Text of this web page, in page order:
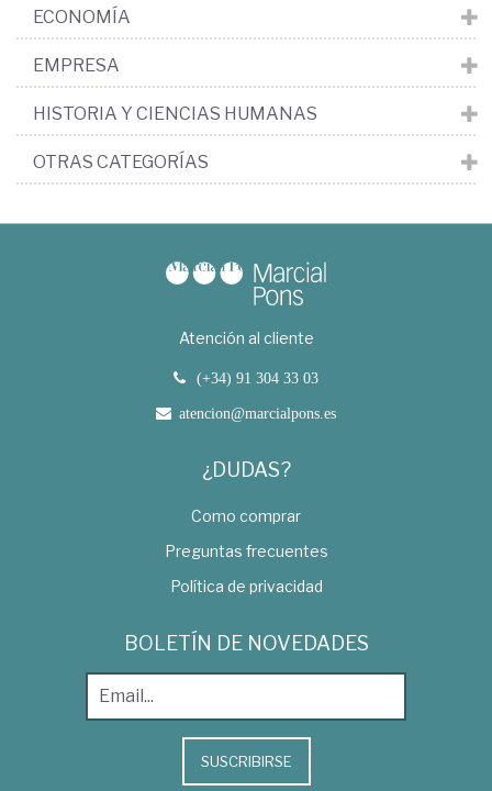
ECONOMÍA
EMPRESA
HISTORIA Y CIENCIAS HUMANAS
OTRAS CATEGORÍAS
Atención al cliente
(+34) 91 304 33 03
atencion@marcialpons.es
¿DUDAS?
Como comprar
Preguntas frecuentes
Política de privacidad
BOLETÍN DE NOVEDADES
SUSCRIBIRSE